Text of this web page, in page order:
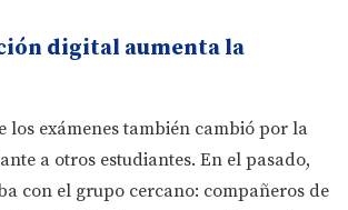
digital aumenta la
los exámenes también cambió por la
a otros estudiantes. En el pasado,
con el grupo cercano: compañeros de